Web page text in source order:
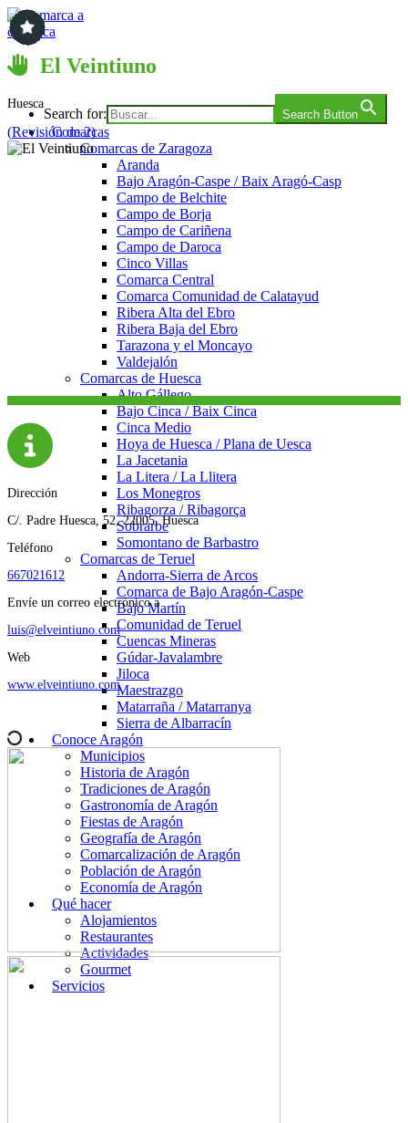
Saltar
al
contenido
Comarca a comarca
Search for: Search Button
Comarcas
Comarcas de Zaragoza
Aranda
Bajo Aragón-Caspe / Baix Aragó-Casp
Campo de Belchite
Campo de Borja
Campo de Cariñena
Campo de Daroca
Cinco Villas
Comarca Central
Comarca Comunidad de Calatayud
Ribera Alta del Ebro
Ribera Baja del Ebro
Tarazona y el Moncayo
Valdejalón
Comarcas de Huesca
Alto Gállego
Bajo Cinca / Baix Cinca
Cinca Medio
Hoya de Huesca / Plana de Uesca
La Jacetania
La Litera / La Llitera
Los Monegros
Ribagorza / Ribagorça
Sobrarbe
Somontano de Barbastro
Comarcas de Teruel
Andorra-Sierra de Arcos
Comarca de Bajo Aragón-Caspe
Bajo Martín
Comunidad de Teruel
Cuencas Mineras
Gúdar-Javalambre
Jiloca
Maestrazgo
Matarraña / Matarranya
Sierra de Albarracín
Conoce Aragón
Municipios
Historia de Aragón
Tradiciones de Aragón
Gastronomía de Aragón
Fiestas de Aragón
Geografía de Aragón
Comarcalización de Aragón
Población de Aragón
Economía de Aragón
Qué hacer
Alojamientos
Restaurantes
Actividades
Gourmet
Servicios
El Veintiuno
Huesca
(Revisión de 2)
Dirección
C/. Padre Huesca, 52, 22005, Huesca
Teléfono
667021612
Envíe un correo electrónico a
luis@elveintiuno.com
Web
www.elveintiuno.com